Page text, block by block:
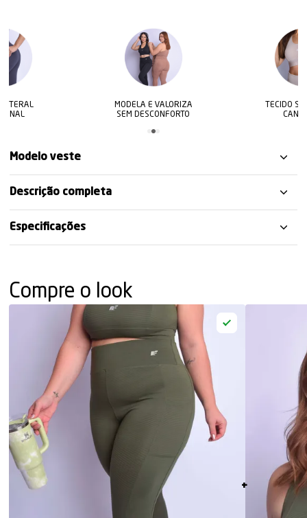
MODELA E VALORIZA
SEM DESCONFORTO
TECIDO STYLE WAVE
Modelo veste
Descrição completa
Especificações
Compre o look